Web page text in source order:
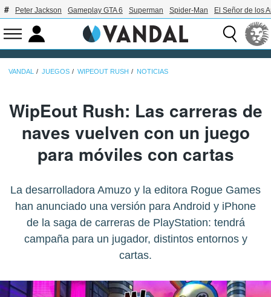
Peter Jackson Gameplay GTA 6 Superman Spider-Man El Señor de los
VANDAL JUEGOS WIPEOUT RUSH NOTICIAS
WipEout Rush: Las carreras de
naves vuelven con un juego
para móviles con cartas
La desarrolladora Amuzo y la editora Rogue Games
han anunciado una versión para Android y iPhone
de la saga de carreras de PlayStation: tendrá
campaña para un jugador, distintos entornos y
cartas.